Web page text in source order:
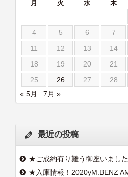
月 火 水 木
4
5 6 7
11
12 13 14
18
19 20 21
25
26 27 28
« 5月
7月 »
最近の投稿
★ご成約有り難う御座いました
★入庫情報！2020yM.BENZ